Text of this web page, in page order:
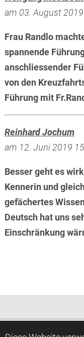
am 03. August
Frau Randlo
spannende
anschliessender
von den
Führung mit
Reinhard Jochum
am 12. Juni 2019
Besser geht es
Kennerin und
gefächertes
Deutsch hat uns
Einschränkung